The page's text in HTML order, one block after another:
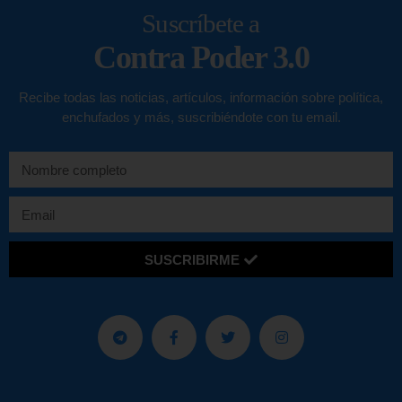
Suscríbete a
Contra Poder 3.0
Recibe todas las noticias, artículos, información sobre política,
enchufados y más, suscribiéndote con tu email.
SUSCRIBIRME